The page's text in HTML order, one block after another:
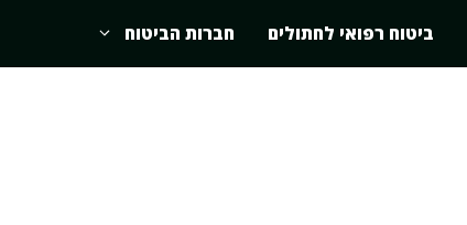
ביטוח רפואי לחתולים חברות הביטוח